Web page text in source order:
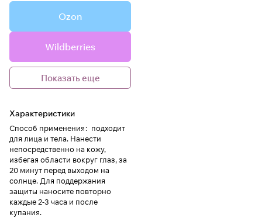
Ozon
Wildberries
Показать еще
Характеристики
Способ применения: подходит
для лица и тела. Нанести
непосредственно на кожу,
избегая области вокруг глаз, за
20 минут перед выходом на
солнце. Для поддержания
защиты наносите повторно
каждые 2-3 часа и после
купания.